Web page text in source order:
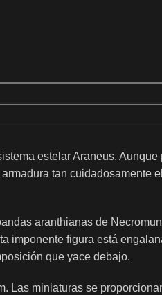
estelar Araneus.
tan cuidadosamente
aranthianas de
imponente figura está
que yace debajo.
Las miniaturas se